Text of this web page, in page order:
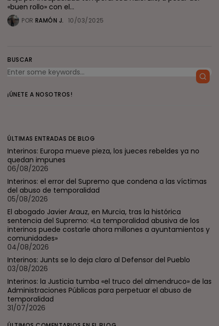
«buen rollo» con el...
POR RAMÓN J. 10/03/2025
BUSCAR
¡ÚNETE A NOSOTROS!
ÚLTIMAS ENTRADAS DE BLOG
Interinos: Europa mueve pieza, los jueces rebeldes ya no
quedan impunes
06/08/2026
Interinos: el error del Supremo que condena a las víctimas
del abuso de temporalidad
05/08/2026
El abogado Javier Arauz, en Murcia, tras la histórica
sentencia del Supremo: «La temporalidad abusiva de los
interinos puede costarle ahora millones a ayuntamientos y
comunidades»
04/08/2026
Interinos: Junts se lo deja claro al Defensor del Pueblo
03/08/2026
Interinos: la Justicia tumba «el truco del almendruco» de las
Administraciones Públicas para perpetuar el abuso de
temporalidad
31/07/2026